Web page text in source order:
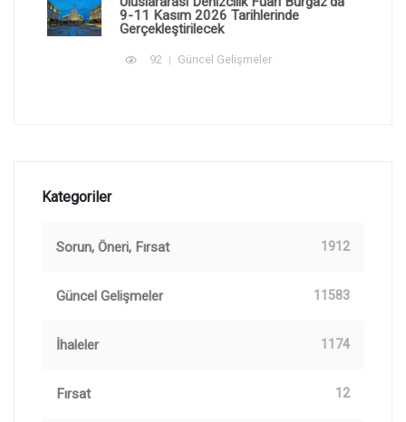
9-11 Kasım 2026 Tarihlerinde
Gerçekleştirilecek
92 Güncel Gelişmeler
Kategoriler
Sorun, Öneri, Fırsat 1912
Güncel Gelişmeler 11583
İhaleler 1174
Fırsat 12